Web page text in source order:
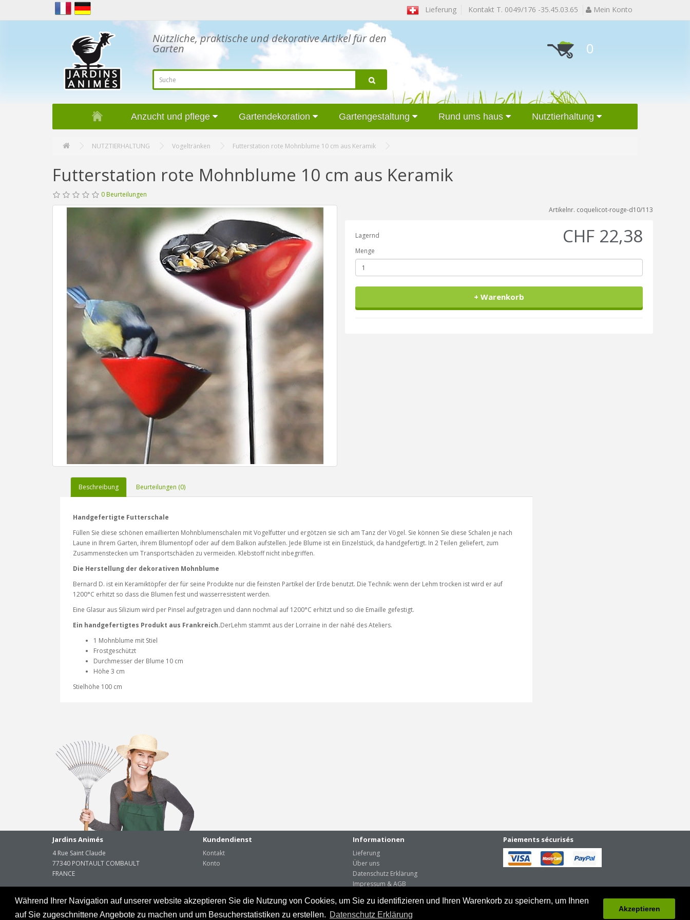
Während Ihrer Navigation auf unserer website akzeptieren Sie die Nutzung von Cookies, um Sie zu identifizieren und Ihren Warenkorb zu speichern, um Ihnen
auf Sie zugeschnittene Angebote zu machen und um Besucherstatistiken zu erstellen. Datenschutz Erklärung
Akzeptieren
Lieferung Kontakt T. 0049/176 -35.45.03.65 Mein Konto
Nützliche, praktische und dekorative Artikel für den
Garten 0
Anzucht und pflege Gartendekoration Gartengestaltung Rund ums haus Nutztierhaltung
NUTZTIERHALTUNG Vogeltränken Futterstation rote Mohnblume 10 cm aus Keramik
Futterstation rote Mohnblume 10 cm aus Keramik
0 Beurteilungen
Artikelnr. coquelicot-rouge-d10/113
Lagernd CHF 22,38
Menge
+ Warenkorb
Beschreibung Beurteilungen (0)
Handgefertigte Futterschale
Füllen Sie diese schönen emaillierten Mohnblumenschalen mit Vogelfutter und ergötzen sie sich am Tanz der Vögel. Sie können Sie diese Schalen je nach
Laune in Ihrem Garten, ihrem Blumentopf oder auf dem Balkon aufstellen. Jede Blume ist ein Einzelstück, da handgefertigt. In 2 Teilen geliefert, zum
Zusammenstecken um Transportschäden zu vermeiden. Klebstoff nicht inbegriffen.
Die Herstellung der dekorativen Mohnblume
Bernard D. ist ein Keramiktöpfer der für seine Produkte nur die feinsten Partikel der Erde benutzt. Die Technik: wenn der Lehm trocken ist wird er auf
1200°C erhitzt so dass die Blumen fest und wasserresistent werden.
Eine Glasur aus Silizium wird per Pinsel aufgetragen und dann nochmal auf 1200°C erhitzt und so die Emaille gefestigt.
Ein handgefertigtes Produkt aus Frankreich.DerLehm stammt aus der Lorraine in der nähé des Ateliers.
1 Mohnblume mit Stiel
Frostgeschützt
Durchmesser der Blume 10 cm
Höhe 3 cm
Stielhöhe 100 cm
Jardins Animés
4 Rue Saint Claude
77340 PONTAULT COMBAULT
FRANCE
Kundendienst
Kontakt
Konto
Informationen
Lieferung
Über uns
Datenschutz Erklärung
Impressum & AGB
Paiements sécurisés